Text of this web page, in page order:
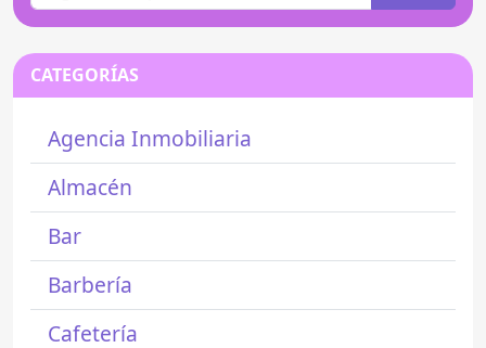
CATEGORÍAS
Agencia Inmobiliaria
Almacén
Bar
Barbería
Cafetería